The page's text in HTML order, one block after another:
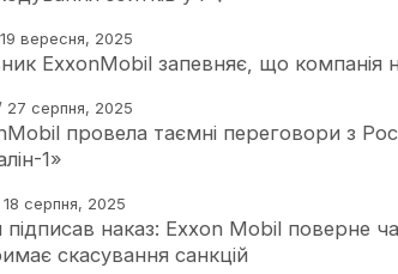
вересня, 2025
ExxonMobil запевняє, що компанія
27 серпня, 2025
провела таємні переговори з
1»
серпня, 2025
підписав наказ: Exxon Mobil поверне
скасування санкцій